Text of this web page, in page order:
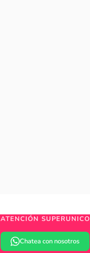
ATENCIÓN SUPERUNICO
Chatea con nosotros